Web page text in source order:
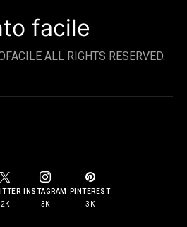
facile
ALL RIGHTS RESERVED.
2K
INSTAGRAM
3K
PINTEREST
3K